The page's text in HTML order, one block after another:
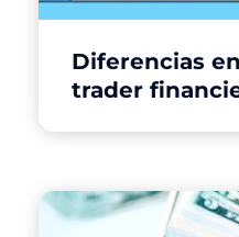
Diferencias
trader